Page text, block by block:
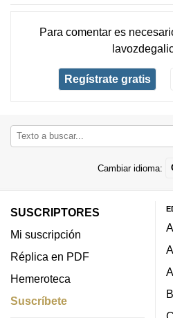
Para comentar es
Regístrate gratis
Cambiar idioma:
SUSCRIPTORES
Mi suscripción
Réplica en PDF
Hemeroteca
Suscríbete